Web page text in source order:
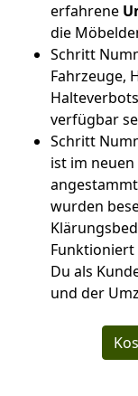
erfahrene
die
Schritt
Fahrzeuge,
verfügbar
Schritt
ist im
wurden
Funktioniert
Du als
und der